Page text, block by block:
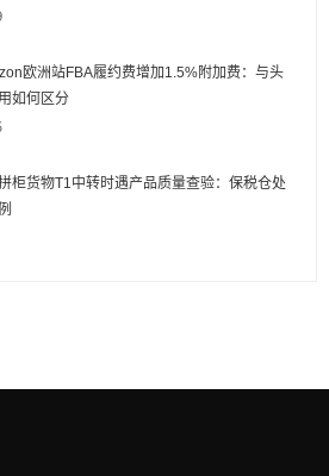
欧洲站FBA履约费增加1.5%附加费：与头
如何区分
柜货物T1中转时遇产品质量查验：保税仓处